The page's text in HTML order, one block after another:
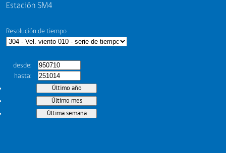
Estación SM4
Resolución de tiempo
desde
hasta